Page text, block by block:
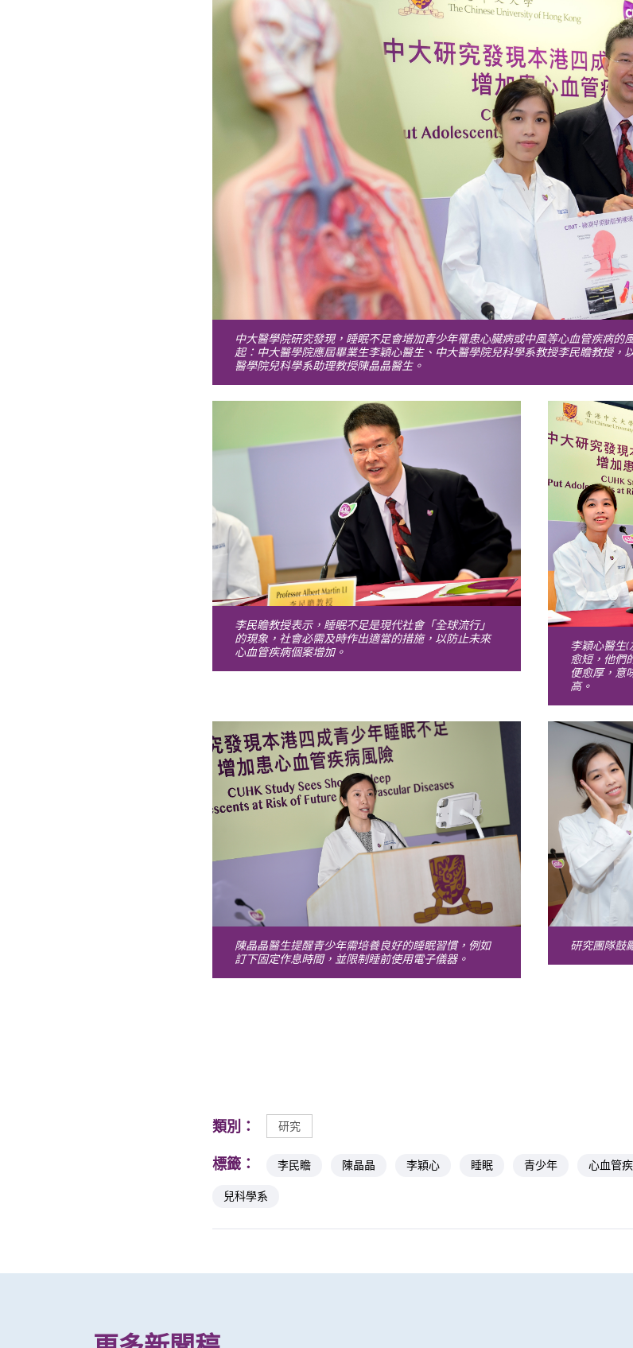
中大醫學院研究發現，睡眠不足會增加青少年罹患心臟病或中風等心血管疾病的
起：中大醫學院應屆畢業生李穎心醫生、中大醫學院兒科學系教授李民瞻教授，
醫學院兒科學系助理教授陳晶晶醫生。
李民瞻教授表示，睡眠不足是現代社會「全球流行」
的現象，社會必需及時作出適當的措施，以防止未來
心血管疾病個案增加。
李穎心醫生
愈短，他們
便愈厚，意
高。
陳晶晶醫生提醒青少年需培養良好的睡眠習慣，例如
訂下固定作息時間，並限制睡前使用電子儀器。
研究團隊鼓
類別： 研究
標籤： 李民瞻 陳晶晶 李穎心 睡眠 青少年 心血管
兒科學系